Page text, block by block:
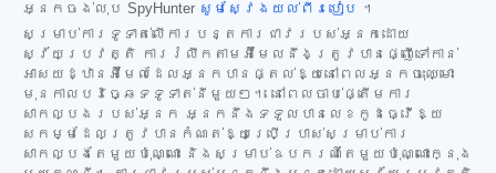
អ្នកចង់លុប SpyHunter សូមស្វែងយល់ពីរបៀប ។
សម្រាប់ការទូទាត់លើការបន្តការជាវរបស់អ្នកដោយ
ស្វ័យប្រវត្តិ ការរំលឹកតាមអ៊ីមែលនឹងត្រូវបានផ្ញើទៅកាន់
អាសយដ្ឋានអ៊ីមែលដែលអ្នកបានផ្តល់ឱ្យនៅពេលអ្នកចុះឈ្មោះ
មុនកាលបរិច្ឆេទទូទាត់នីមួយៗ។ នៅពេលចាប់ផ្តើមការ
សាកល្បងរបស់អ្នក អ្នកនឹងទទួលបានលេខកូដធ្វើឱ្យ
សកម្មដែលត្រូវបានកំណត់ឱ្យប្រើប្រាស់សម្រាប់ការ
សាកល្បងតែមួយប៉ុណ្ណោះ និងសម្រាប់ឧបករណ៍តែមួយប៉ុណ្ណោះក្នុង